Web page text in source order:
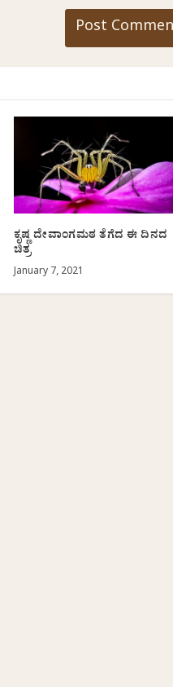
ಕೃಷ್ಣ ದೇವಾಂಗಮಠ ತೆಗೆದ ಈ ದಿನದ
ಚಿತ್ರ
January 7, 2021